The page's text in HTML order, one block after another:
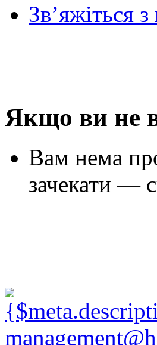
Зв’яжіться
Якщо ви не
Вам нема
зачекати —